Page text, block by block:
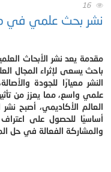
16
نشر بحث علمي في
مقدمة يعد نشر الأبحاث
باحث يسعى لإثراء المجال
النشر معيارًا للجودة
علمي واسع، مما يعزز من
العالم الأكاديمي، أصبح
أساسيًا للحصول على اعتراف
والمشاركة الفعالة في حل